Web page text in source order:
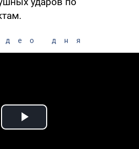
дня
Play Video